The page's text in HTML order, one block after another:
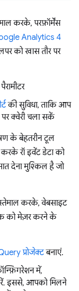
करके, परफ़ॉर्मेंस
Analytics 4
को खास तौर पर
की सुविधा, ताकि आप
क्वेरी चला सकें
के बेहतरीन टूल
करके रॉ इवेंट डेटा को
देना मुश्किल है जो
करके, वेबसाइट
को मेज़र करने के
प्रोजेक्टबनाएं.
में,
इससे, आपको मिलने